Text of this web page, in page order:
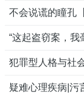
不会说谎的瞳孔
“这起盗窃案，我
犯罪型人格与社
疑难心理疾病|污